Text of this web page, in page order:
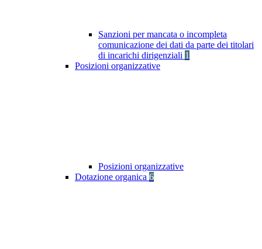
Sanzioni per mancata o incompleta
comunicazione dei dati da parte dei titolari
di incarichi dirigenziali 1
Posizioni organizzative
Posizioni organizzative
Dotazione organica 6